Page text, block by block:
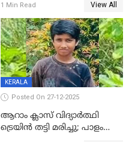
സുഹൃത്തും പൊലീസ്
കസ്റ്റഡിയിൽ
1 Min Read View All
KERALA
Posted On 27-12-2025
ആറാം ക്ലാസ് വിദ്യാർത്ഥി
ട്രെയിൻ തട്ടി മരിച്ചു; പാളം